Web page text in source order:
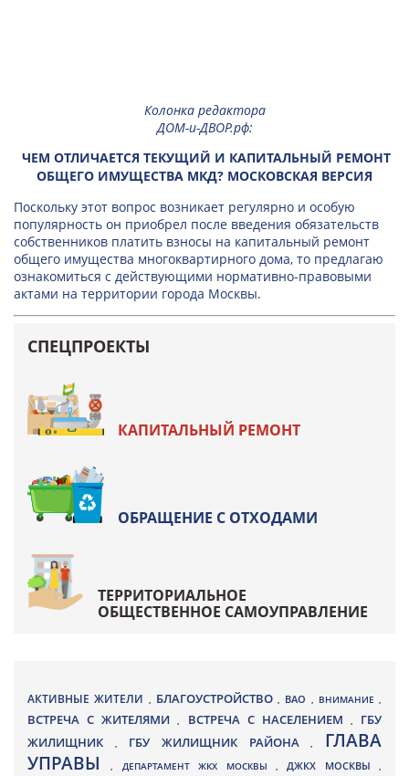
Колонка редактора
ДОМ-и-ДВОР.рф:
ЧЕМ ОТЛИЧАЕТСЯ ТЕКУЩИЙ И КАПИТАЛЬНЫЙ РЕМОНТ
ОБЩЕГО ИМУЩЕСТВА МКД? МОСКОВСКАЯ ВЕРСИЯ
Поскольку этот вопрос возникает регулярно и особую
популярность он приобрел после введения обязательств
собственников платить взносы на капитальный ремонт
общего имущества многоквартирного дома, то предлагаю
ознакомиться с действующими нормативно-правовыми
актами на территории города Москвы.
СПЕЦПРОЕКТЫ
КАПИТАЛЬНЫЙ РЕМОНТ
ОБРАЩЕНИЕ С ОТХОДАМИ
ТЕРРИТОРИАЛЬНОЕ
ОБЩЕСТВЕННОЕ САМОУПРАВЛЕНИЕ
АКТИВНЫЕ ЖИТЕЛИ , БЛАГОУСТРОЙСТВО , ВАО , ВНИМАНИЕ ,
ВСТРЕЧА С ЖИТЕЛЯМИ, ВСТРЕЧА С НАСЕЛЕНИЕМ , ГБУ
ЖИЛИЩНИК
, ГБУ ЖИЛИЩНИК РАЙОНА, ГЛАВА
УПРАВЫ, ДЕПАРТАМЕНТ ЖКХ МОСКВЫ ,ДЖКХ МОСКВЫ ,